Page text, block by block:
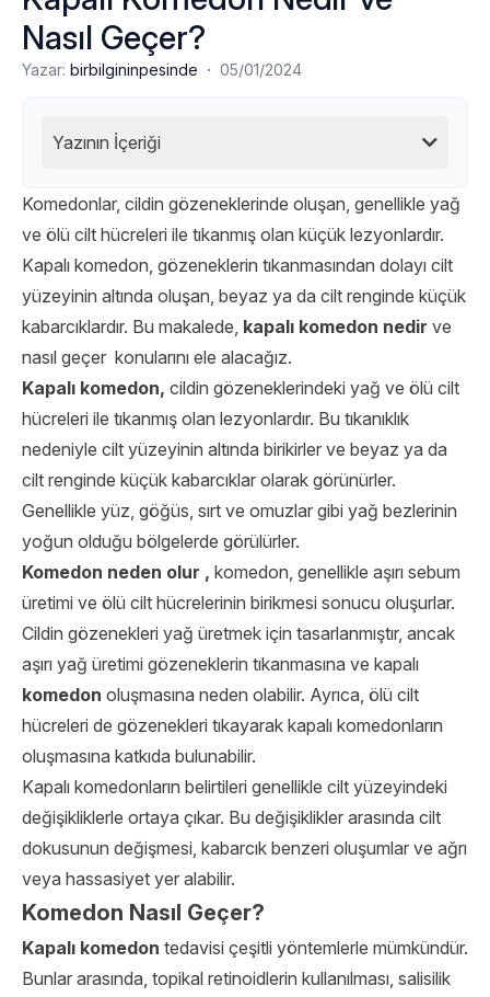
Nasıl Geçer?
Yazar: birbilgininpesinde · 05/01/2024
Yazının İçeriği
Komedonlar, cildin gözeneklerinde oluşan, genellikle yağ
ve ölü cilt hücreleri ile tıkanmış olan küçük lezyonlardır.
Kapalı komedon, gözeneklerin tıkanmasından dolayı cilt
yüzeyinin altında oluşan, beyaz ya da cilt renginde küçük
kabarcıklardır. Bu makalede, kapalı komedon nedir ve
nasıl geçer konularını ele alacağız.
Kapalı komedon, cildin gözeneklerindeki yağ ve ölü cilt
hücreleri ile tıkanmış olan lezyonlardır. Bu tıkanıklık
nedeniyle cilt yüzeyinin altında birikirler ve beyaz ya da
cilt renginde küçük kabarcıklar olarak görünürler.
Genellikle yüz, göğüs, sırt ve omuzlar gibi yağ bezlerinin
yoğun olduğu bölgelerde görülürler.
Komedon neden olur , komedon, genellikle aşırı sebum
üretimi ve ölü cilt hücrelerinin birikmesi sonucu oluşurlar.
Cildin gözenekleri yağ üretmek için tasarlanmıştır, ancak
aşırı yağ üretimi gözeneklerin tıkanmasına ve kapalı
komedon oluşmasına neden olabilir. Ayrıca, ölü cilt
hücreleri de gözenekleri tıkayarak kapalı komedonların
oluşmasına katkıda bulunabilir.
Kapalı komedonların belirtileri genellikle cilt yüzeyindeki
değişikliklerle ortaya çıkar. Bu değişiklikler arasında cilt
dokusunun değişmesi, kabarcık benzeri oluşumlar ve ağrı
veya hassasiyet yer alabilir.
Komedon Nasıl Geçer?
Kapalı komedon tedavisi çeşitli yöntemlerle mümkündür.
Bunlar arasında, topikal retinoidlerin kullanılması, salisilik